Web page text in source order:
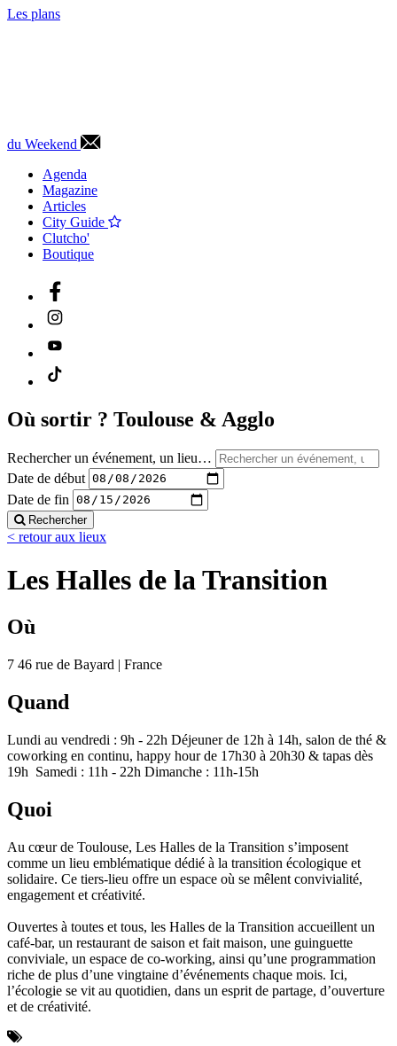
Les plans
du Weekend
Agenda
Magazine
Articles
City Guide
Clutcho'
Boutique
Où sortir ? Toulouse & Agglo
Rechercher un événement, un lieu…
Date de début
Date de fin
Rechercher
< retour aux lieux
Les Halles de la Transition
Où
7 46 rue de Bayard | France
Quand
Lundi au vendredi : 9h - 22h Déjeuner de 12h à 14h, salon de thé &
coworking en continu, happy hour de 17h30 à 20h30 & tapas dès
19h‍ ‍ Samedi : 11h - 22h Dimanche : 11h-15h
Quoi
Au cœur de Toulouse, Les Halles de la Transition s’imposent
comme un lieu emblématique dédié à la transition écologique et
solidaire. Ce tiers-lieu offre un espace où se mêlent convivialité,
engagement et créativité.
Ouvertes à toutes et tous, les Halles de la Transition accueillent un
café-bar, un restaurant de saison et fait maison, une guinguette
conviviale, un espace de co-working, ainsi qu’une programmation
riche de plus d’une vingtaine d’événements chaque mois. Ici,
l’écologie se vit au quotidien, dans un esprit de partage, d’ouverture
et de créativité.